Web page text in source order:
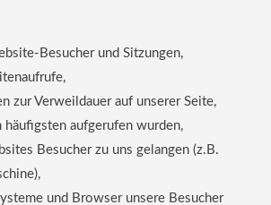
Besucher und Sitzungen,
zur Verweildauer auf unserer Seite,
häufigsten aufgerufen wurden,
Besucher zu uns gelangen (z.B.
und Browser unsere Besucher